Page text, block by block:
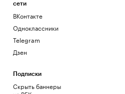
сети
ВКонтакте
Одноклассники
Telegram
Дзен
Подписки
Скрыть баннеры